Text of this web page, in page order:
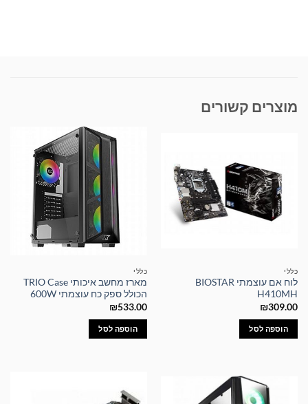
מוצרים קשורים
כללי
לוח אם עוצמתי BIOSTAR
H410MH
₪309.00
הוספה לסל
כללי
מארז מחשב איכותי TRIO Case
הכולל ספק כח עוצמתי 600W
₪533.00
הוספה לסל